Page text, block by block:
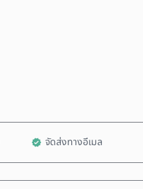
จัดส่งทางอีเมล